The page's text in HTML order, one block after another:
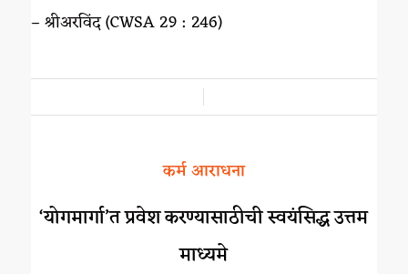
– श्रीअरविंद (CWSA 29 : 246)
कर्म आराधना
‘योगमार्गा’त प्रवेश करण्यासाठीची स्वयंसिद्ध उत्तम
माध्यमे